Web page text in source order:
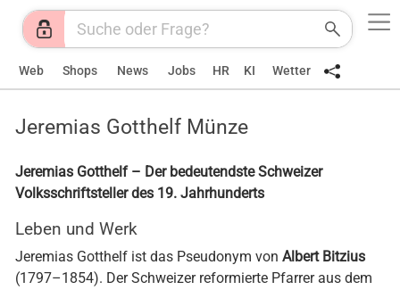
Web Shops News Jobs HR KI Wetter
Jeremias Gotthelf Münze
Jeremias Gotthelf – Der bedeutendste Schweizer
Volksschriftsteller des 19. Jahrhunderts
Leben und Werk
Jeremias Gotthelf ist das Pseudonym von Albert Bitzius
(1797–1854). Der Schweizer reformierte Pfarrer aus dem